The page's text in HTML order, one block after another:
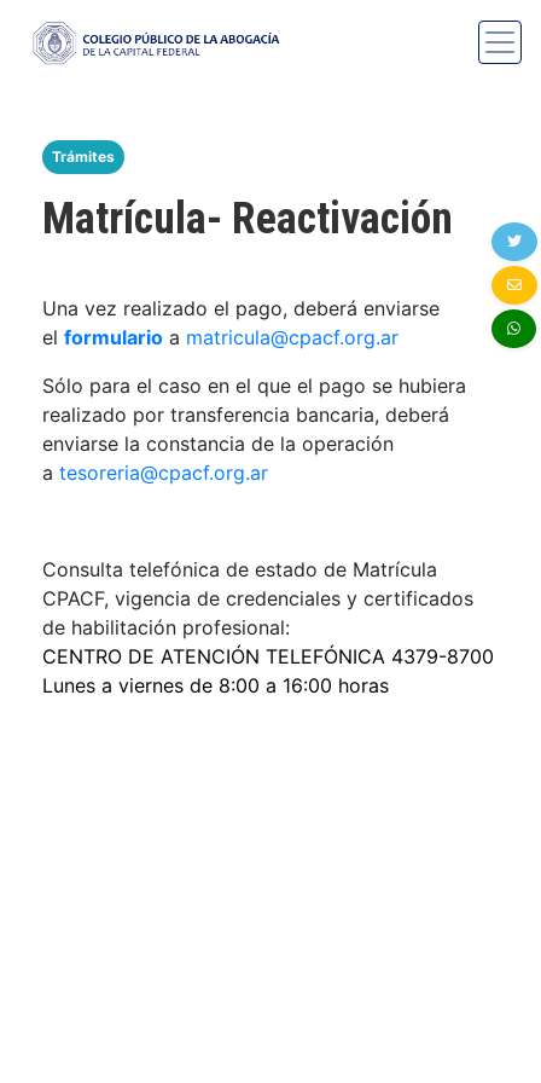
Trámites
Matrícula- Reactivación
Una vez realizado el pago, deberá enviarse
el formulario a matricula@cpacf.org.ar
Sólo para el caso en el que el pago se hubiera
realizado por transferencia bancaria, deberá
enviarse la constancia de la operación
a tesoreria@cpacf.org.ar
Consulta telefónica de estado de Matrícula
CPACF, vigencia de credenciales y certificados
de habilitación profesional:
CENTRO DE ATENCIÓN TELEFÓNICA 4379-8700
Lunes a viernes de 8:00 a 16:00 horas